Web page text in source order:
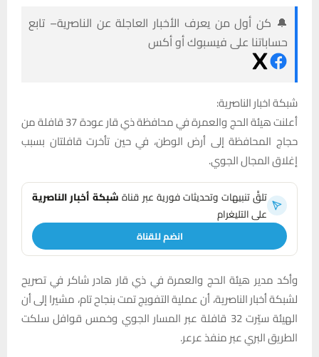
🔔 كن أول من يعرف الأخبار العاجلة عن الناصرية– تابع
حساباتنا على فيسبوك أو أكس
شبكة اخبار الناصرية:
أعلنت هيئة الحج والعمرة في محافظة ذي قار عودة 37 قافلة من
حجاج المحافظة إلى أرض الوطن، في حين تأخرت قافلتان بسبب
إغلاق المجال الجوي.
تلقَّ تنبيهات وتحديثات فورية عبر قناةشبكة أخبار الناصرية
على التليغرام
انضم للقناة
وأكد مدير هيئة الحج والعمرة في ذي قار هادر شاكر في تصريح
لشبكة أخبار الناصرية، أن عملية التفويج تمت بنجاح تام، مشيرا إلى أن
الهيئة سيّرت 32 قافلة عبر المسار الجوي وخمس قوافل سلكت
الطريق البري عبر منفذ عرعر.